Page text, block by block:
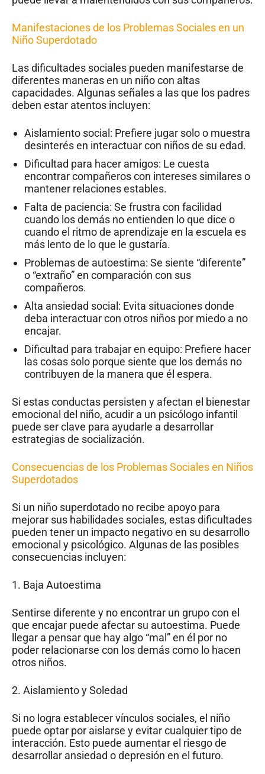
Manifestaciones de los Problemas Sociales en un
Niño Superdotado
Las dificultades sociales pueden manifestarse de
diferentes maneras en un niño con altas
capacidades. Algunas señales a las que los padres
deben estar atentos incluyen:
Aislamiento social: Prefiere jugar solo o muestra
desinterés en interactuar con niños de su edad.
Dificultad para hacer amigos: Le cuesta
encontrar compañeros con intereses similares o
mantener relaciones estables.
Falta de paciencia: Se frustra con facilidad
cuando los demás no entienden lo que dice o
cuando el ritmo de aprendizaje en la escuela es
más lento de lo que le gustaría.
Problemas de autoestima: Se siente “diferente”
o “extraño” en comparación con sus
compañeros.
Alta ansiedad social: Evita situaciones donde
deba interactuar con otros niños por miedo a no
encajar.
Dificultad para trabajar en equipo: Prefiere hacer
las cosas solo porque siente que los demás no
contribuyen de la manera que él espera.
Si estas conductas persisten y afectan el bienestar
emocional del niño, acudir a un psicólogo infantil
puede ser clave para ayudarle a desarrollar
estrategias de socialización.
Consecuencias de los Problemas Sociales en Niños
Superdotados
Si un niño superdotado no recibe apoyo para
mejorar sus habilidades sociales, estas dificultades
pueden tener un impacto negativo en su desarrollo
emocional y psicológico. Algunas de las posibles
consecuencias incluyen:
1. Baja Autoestima
Sentirse diferente y no encontrar un grupo con el
que encajar puede afectar su autoestima. Puede
llegar a pensar que hay algo “mal” en él por no
poder relacionarse con los demás como lo hacen
otros niños.
2. Aislamiento y Soledad
Si no logra establecer vínculos sociales, el niño
puede optar por aislarse y evitar cualquier tipo de
interacción. Esto puede aumentar el riesgo de
desarrollar ansiedad o depresión en el futuro.